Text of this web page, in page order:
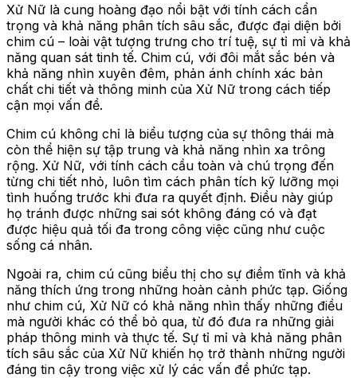
Xử Nữ là cung hoàng đạo nổi bật với tính cách cẩn
trọng và khả năng phân tích sâu sắc, được đại diện bởi
chim cú – loài vật tượng trưng cho trí tuệ, sự tỉ mỉ và khả
năng quan sát tinh tế. Chim cú, với đôi mắt sắc bén và
khả năng nhìn xuyên đêm, phản ánh chính xác bản
chất chi tiết và thông minh của Xử Nữ trong cách tiếp
cận mọi vấn đề.
Chim cú không chỉ là biểu tượng của sự thông thái mà
còn thể hiện sự tập trung và khả năng nhìn xa trông
rộng. Xử Nữ, với tính cách cầu toàn và chú trọng đến
từng chi tiết nhỏ, luôn tìm cách phân tích kỹ lưỡng mọi
tình huống trước khi đưa ra quyết định. Điều này giúp
họ tránh được những sai sót không đáng có và đạt
được hiệu quả tối đa trong công việc cũng như cuộc
sống cá nhân.
Ngoài ra, chim cú cũng biểu thị cho sự điềm tĩnh và khả
năng thích ứng trong những hoàn cảnh phức tạp. Giống
như chim cú, Xử Nữ có khả năng nhìn thấy những điều
mà người khác có thể bỏ qua, từ đó đưa ra những giải
pháp thông minh và thực tế. Sự tỉ mỉ và khả năng phân
tích sâu sắc của Xử Nữ khiến họ trở thành những người
đáng tin cậy trong việc xử lý các vấn đề phức tạp.